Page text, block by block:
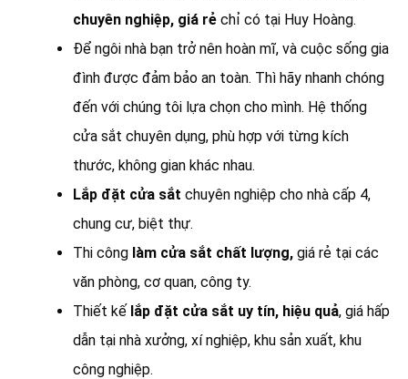
chuyên nghiệp, giá rẻ chỉ có tại Huy Hoàng.
Để ngôi nhà bạn trở nên hoàn mĩ, và cuộc sống gia
đình được đảm bảo an toàn. Thì hãy nhanh chóng
đến với chúng tôi lựa chọn cho mình. Hệ thống
cửa sắt chuyên dụng, phù hợp với từng kích
thước, không gian khác nhau.
Lắp đặt cửa sắt chuyên nghiệp cho nhà cấp 4,
chung cư, biệt thự.
Thi công làm cửa sắt chất lượng, giá rẻ tại các
văn phòng, cơ quan, công ty.
Thiết kế lắp đặt cửa sắt uy tín, hiệu quả, giá hấp
dẫn tại nhà xưởng, xí nghiệp, khu sản xuất, khu
công nghiệp.